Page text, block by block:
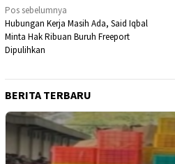
Navigasi
pos
Pos sebelumnya
Hubungan Kerja Masih Ada, Said Iqbal
Minta Hak Ribuan Buruh Freeport
Dipulihkan
BERITA TERBARU